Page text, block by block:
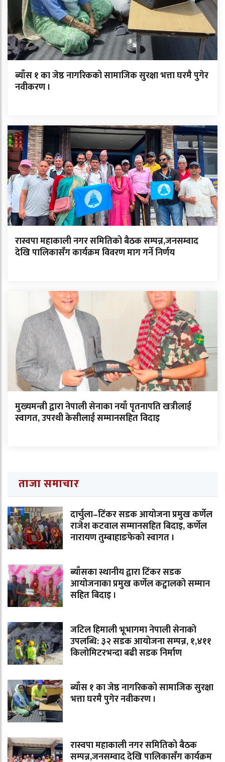
ब्याँस १ का जेष्ठ नागरिकको सामाजिक सुरक्षा भत्ता घरमै पुगेर
नवीकरण ।
रास्वपा महाकाली नगर समितिको बैठक सम्पन्न,जनसम्वाद
देखि पालिकासँग कार्यक्रम विवरण माग गर्ने निर्णय
मुख्यमन्त्री द्वारा नेपाली सेनाका नयाँ पृतनापति खत्रीलाई
स्वागत, उपरथी केसीलाई सम्मानसहित विदाइ
ताजा समाचार
दार्चुला–टिंकर सडक आयोजना प्रमुख कर्णेल
राजेश कटवाल सम्मानसहित बिदाइ, कर्णेल
नारायण तुम्बाहाङफेको स्वागत ।
ब्याँसका स्थानीय द्वारा टिंकर सडक
आयोजनाका प्रमुख कर्णेल कट्वालको सम्मान
सहित बिदाइ ।
जटिल हिमाली भूभागमा नेपाली सेनाको
उपलब्धि: ३२ सडक आयोजना सम्पन्न, १,४११
किलोमिटरभन्दा बढी सडक निर्माण
ब्याँस १ का जेष्ठ नागरिकको सामाजिक सुरक्षा
भत्ता घरमै पुगेर नवीकरण ।
रास्वपा महाकाली नगर समितिको बैठक
सम्पन्न,जनसम्वाद देखि पालिकासँग कार्यक्रम